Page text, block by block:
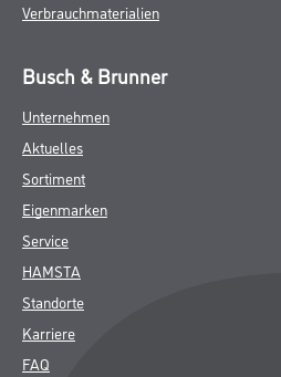
Verbrauchmaterialien
Busch & Brunner
Unternehmen
Aktuelles
Sortiment
Eigenmarken
Service
HAMSTA
Standorte
Karriere
FAQ